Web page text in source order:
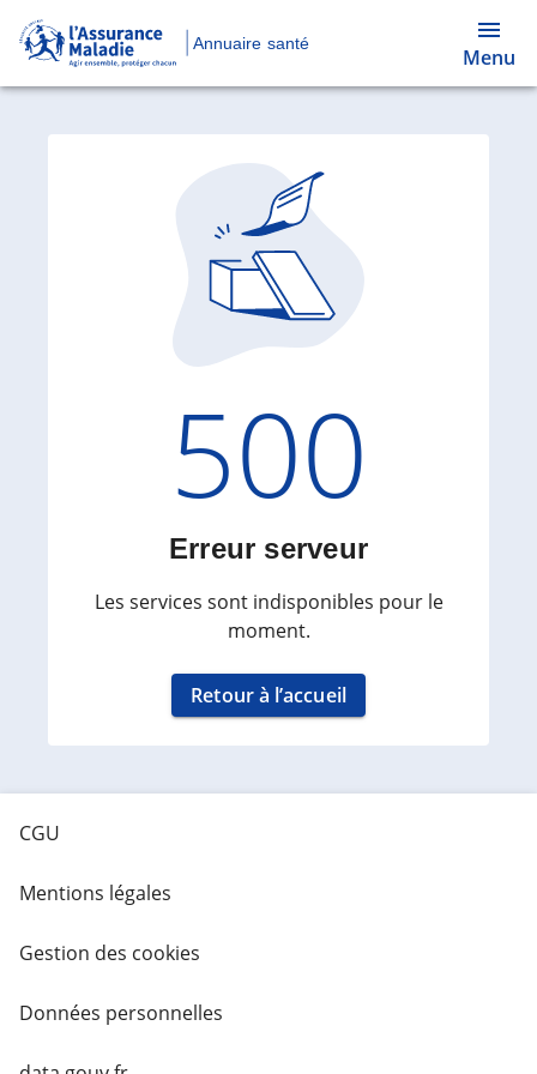
Annuaire santé
Menu
Code
500
Erreur serveur
Les services sont indisponibles pour le
moment.
Retour à l’accueil
CGU
Mentions légales
Gestion des cookies
Données personnelles